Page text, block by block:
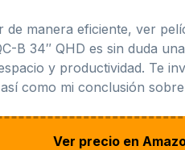
manera eficiente, ver
B 34″ QHD es sin duda
y productividad. Te
como mi conclusión
Ver precio en